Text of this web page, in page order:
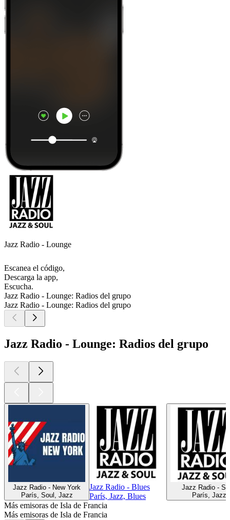
Jazz Radio - Lounge
Escanea el código,
Descarga la app,
Escucha.
Jazz Radio - Lounge: Radios del grupo
Jazz Radio - Lounge: Radios del grupo
Jazz Radio - Lounge: Radios del grupo
Jazz Radio - New York
París, Soul, Jazz
Jazz Radio - Blues
París, Jazz, Blues
Jazz Radio -
París, Jazz
Más emisoras de Isla de Francia
Más emisoras de Isla de Francia